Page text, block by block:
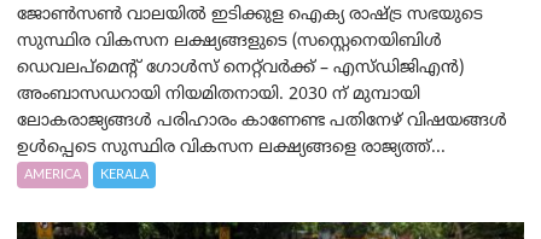
ജോൺസൺ വാലയിൽ ഇടിക്കുള ഐക്യ രാഷ്ട്ര സഭയുടെ
സുസ്ഥിര വികസന ലക്ഷ്യങ്ങളുടെ (സസ്റ്റെനെയിബിൾ
ഡെവലപ്‌മെന്റ് ഗോൾസ് നെറ്റ്‌വർക്ക് – എസ്ഡിജിഎൻ)
അംബാസഡറായി നിയമിതനായി. 2030 ന് മുമ്പായി
ലോകരാജ്യങ്ങൾ പരിഹാരം കാണേണ്ട പതിനേഴ് വിഷയങ്ങൾ
ഉൾപ്പെടെ സുസ്ഥിര വികസന ലക്ഷ്യങ്ങളെ രാജ്യത്ത്...
AMERICA KERALA